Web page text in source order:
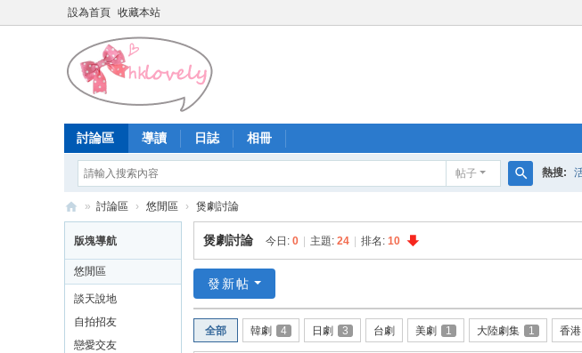
設為首頁 收藏本站
討論區 導讀 日誌 相冊
帖子
索
熱搜:
港
少
» 討論區 › 悠閒區 › 煲劇討論
版塊導航
悠閒區
談天說地
自拍招友
戀愛交友
煲劇討論 今日: 0 主題: 24 排名: 10
發新帖
全部 韓劇 4 日劇 3 台劇 美劇 1 大陸劇集 1 香港